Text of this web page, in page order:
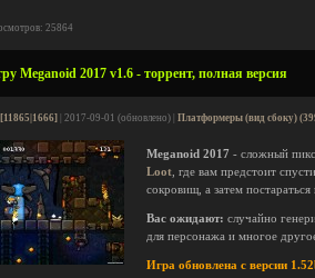
25864
Meganoid 2017 v1.6 - торрент, полная версия
| 2017-09-01 (обновлено) | Платформеры (вид сбоку)
Meganoid 2017 - сложный
Loot , где вам предстоит
сокровищ, а затем
Вас ожидают: случайно
для персонажа и многое
Игра обновлена с версии